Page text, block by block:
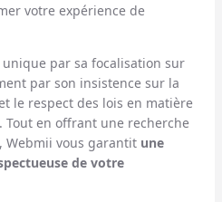
votre expérience de
par sa focalisation sur
par son insistence sur la
le respect des lois en matière
en offrant une recherche
Webmii vous garantit une
de votre